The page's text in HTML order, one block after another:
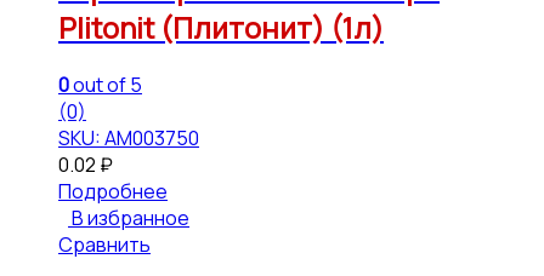
Plitonit (Плитонит) (1л)
0out of 5
(0)
SKU: АМ003750
0.02 ₽
Подробнее
В избранное
Сравнить